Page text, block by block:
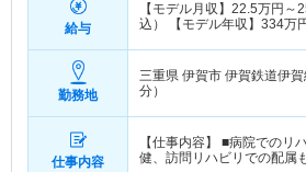
給与
【モデル月収】 22.5万円～
込） 【モデル年収】 334万
勤務地
三重県 伊賀市 伊賀鉄道伊
分）
仕事内容
【仕事内容】 ■病院での
健、訪問リハビリでの配属